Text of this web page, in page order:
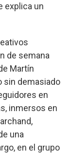
explica un
de semana
Martín
sin demasiado
en
inmersos en
una
en el grupo